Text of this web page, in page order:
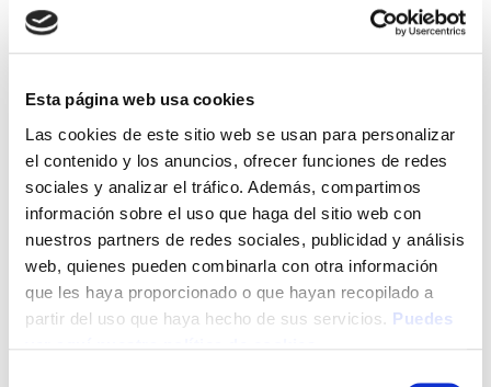
Esta página web usa cookies
Las cookies de este sitio web se usan para personalizar
el contenido y los anuncios, ofrecer funciones de redes
sociales y analizar el tráfico. Además, compartimos
información sobre el uso que haga del sitio web con
nuestros partners de redes sociales, publicidad y análisis
web, quienes pueden combinarla con otra información
que les haya proporcionado o que hayan recopilado a
partir del uso que haya hecho de sus servicios. Puedes
Noticias
Latest Post
Presentación Campaña
Fotoprotección Álava 2026
12 de June de 2026
EVENTO EXPOFAMILY 2026